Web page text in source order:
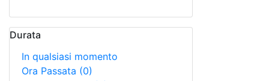
Durata
In qualsiasi momento
Ora Passata (0)